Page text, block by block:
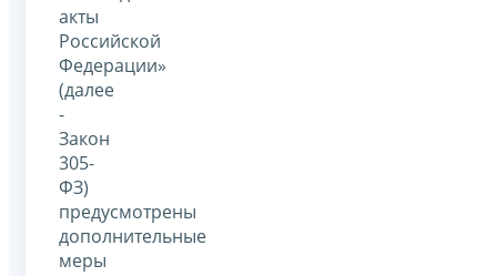
акты
Российской
Федерации»
(далее
-
Закон
305-
ФЗ)
предусмотрены
дополнительные
меры